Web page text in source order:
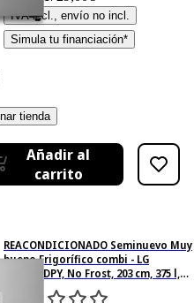
IVA incl., envío no incl.
Simula tu financiación*
tienda
Añadir al
carrito
REACONDICIONADO Seminuevo Muy
bueno Frigorífico combi - LG
GBBSJ21DPY, No Frost, 203 cm, 375 l,
DoorCooling+™, Multi Air Flow,